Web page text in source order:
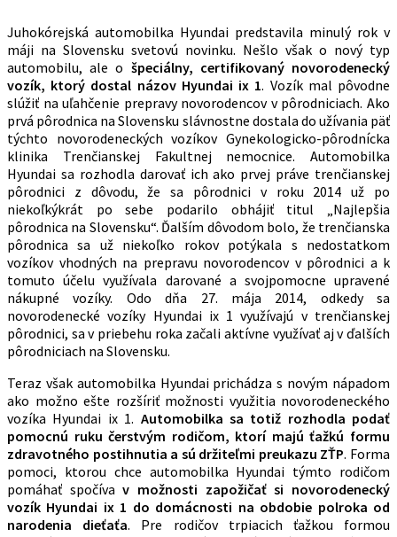
Juhokórejská automobilka Hyundai predstavila minulý rok v
máji na Slovensku svetovú novinku. Nešlo však o nový typ
automobilu, ale o špeciálny, certifikovaný novorodenecký
vozík, ktorý dostal názov Hyundai ix 1. Vozík mal pôvodne
slúžiť na uľahčenie prepravy novorodencov v pôrodniciach. Ako
prvá pôrodnica na Slovensku slávnostne dostala do užívania päť
týchto novorodeneckých vozíkov Gynekologicko-pôrodnícka
klinika Trenčianskej Fakultnej nemocnice. Automobilka
Hyundai sa rozhodla darovať ich ako prvej práve trenčianskej
pôrodnici z dôvodu, že sa pôrodnici v roku 2014 už po
niekoľkýkrát po sebe podarilo obhájiť titul „Najlepšia
pôrodnica na Slovensku“. Ďalším dôvodom bolo, že trenčianska
pôrodnica sa už niekoľko rokov potýkala s nedostatkom
vozíkov vhodných na prepravu novorodencov v pôrodnici a k
tomuto účelu využívala darované a svojpomocne upravené
nákupné vozíky. Odo dňa 27. mája 2014, odkedy sa
novorodenecké vozíky Hyundai ix 1 využívajú v trenčianskej
pôrodnici, sa v priebehu roka začali aktívne využívať aj v ďalších
pôrodniciach na Slovensku.
Teraz však automobilka Hyundai prichádza s novým nápadom
ako možno ešte rozšíriť možnosti využitia novorodeneckého
vozíka Hyundai ix 1. Automobilka sa totiž rozhodla podať
pomocnú ruku čerstvým rodičom, ktorí majú ťažkú formu
zdravotného postihnutia a sú držiteľmi preukazu ZŤP. Forma
pomoci, ktorou chce automobilka Hyundai týmto rodičom
pomáhať spočíva v možnosti zapožičať si novorodenecký
vozík Hyundai ix 1 do domácnosti na obdobie polroka od
narodenia dieťaťa. Pre rodičov trpiacich ťažkou formou